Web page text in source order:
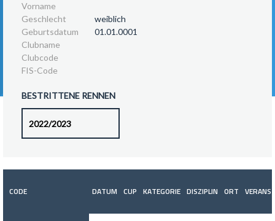
Vorname
Geschlecht
weiblich
Geburtsdatum
01.01.0001
Clubname
Clubcode
FIS-Code
BESTRITTENE RENNEN
CODE DATUM CUP KATEGORIE DISZIPLIN ORT